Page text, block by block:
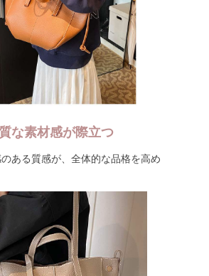
な素材感が際立つ
ある質感が、全体的な品格を高め